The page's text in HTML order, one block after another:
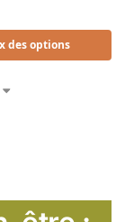
des options